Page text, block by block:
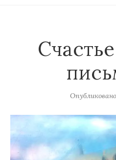
Опубликовано